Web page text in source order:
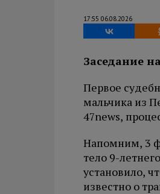
17:55 06.08.2026
Заседание
Первое
мальчика из
47news,
Напомним, 3
тело 9-
установило,
известно о